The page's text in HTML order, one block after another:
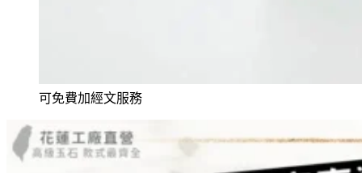
可免費加經文服務